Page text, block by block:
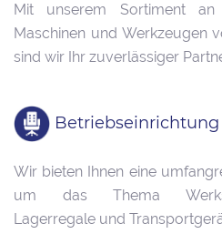
Mit unserem Sortiment an
Maschinen und Werkzeugen
sind wir Ihr zuverlässiger
Betriebseinrichtung
Wir bieten Ihnen eine
um das Thema
Lagerregale und